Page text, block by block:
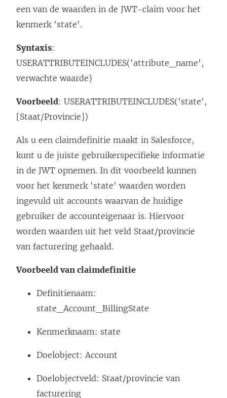
een van de waarden in de JWT-claim voor het
kenmerk 'state'.
Syntaxis:
USERATTRIBUTEINCLUDES('attribute_name',
verwachte waarde)
Voorbeeld: USERATTRIBUTEINCLUDES('state',
[Staat/Provincie])
Als u een claimdefinitie maakt in Salesforce,
kunt u de juiste gebruikerspecifieke informatie
in de JWT opnemen. In dit voorbeeld kunnen
voor het kenmerk 'state' waarden worden
ingevuld uit accounts waarvan de huidige
gebruiker de accounteigenaar is. Hiervoor
worden waarden uit het veld Staat/provincie
van facturering gehaald.
Voorbeeld van claimdefinitie
Definitienaam:
state_Account_BillingState
Kenmerknaam: state
Doelobject: Account
Doelobjectveld: Staat/provincie van
facturering